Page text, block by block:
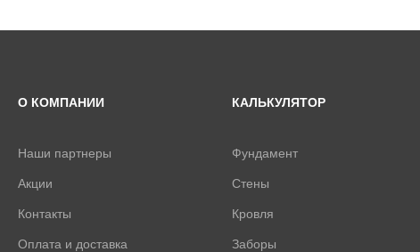
О КОМПАНИИ
Наши партнеры
Акции
Контакты
Оплата и доставка
КАЛЬКУЛЯТОР
Фундамент
Стены
Кровля
Заборы